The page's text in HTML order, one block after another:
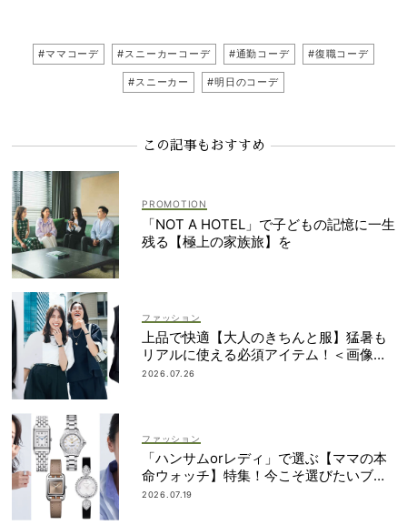
#ママコーデ #スニーカーコーデ #通勤コーデ #復職コーデ
#スニーカー #明日のコーデ
この記事もおすすめ
「NOT A HOTEL」で子どもの記憶に一生
残る【極上の家族旅】を
ファッション
上品で快適【大人のきちんと服】猛暑も
リアルに使える必須アイテム！＜画像集
＞
2026.07.26
ファッション
「ハンサムorレディ」で選ぶ【ママの本
命ウォッチ】特集！今こそ選びたいブラ
ンド19選
2026.07.19